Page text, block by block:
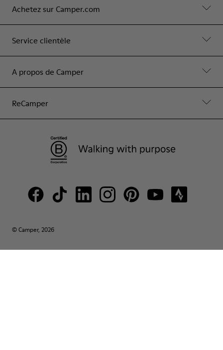
Achetez sur Camper.com
Service clientèle
A propos de Camper
ReCamper
© Camper, 2026